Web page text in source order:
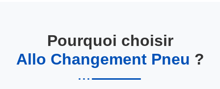
Pourquoi choisir
Allo Changement Pneu ?